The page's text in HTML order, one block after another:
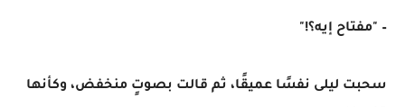
– "مفتاح إيه؟!"
سحبت ليلى نفسًا عميقًا، ثم قالت بصوتٍ منخفض، وكأنها